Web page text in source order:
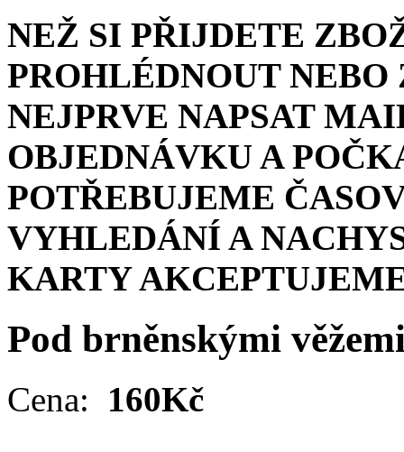
NEŽ SI PŘIJDETE
PROHLÉDNOUT
NEJPRVE NAPSAT
OBJEDNÁVKU A
POTŘEBUJEME
VYHLEDÁNÍ A
KARTY
Pod brněnskými
Cena: 160Kč